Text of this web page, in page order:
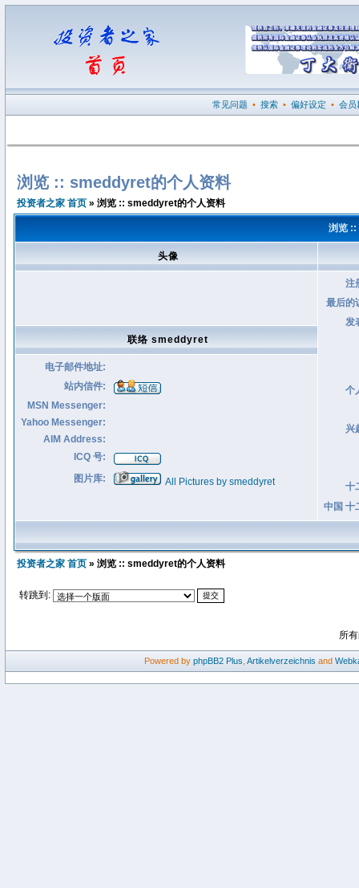
常见问题 • 搜索 • 偏好设定 • 会员
浏览 :: smeddyret的个人资料
投资者之家 首页 » 浏览 :: smeddyret的个人资料
浏览
头像
注
最后的
发
个
兴
十
中国 十
联络 smeddyret
电子邮件地址:
站内信件:
MSN Messenger:
Yahoo Messenger:
AIM Address:
ICQ 号:
图片库:
All Pictures by smeddyret
投资者之家 首页 » 浏览 :: smeddyret的个人资料
转跳到:
所
Powered by phpBB2 Plus Artikelverzeichnis and